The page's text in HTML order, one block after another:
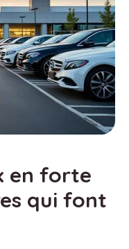
en forte
qui font